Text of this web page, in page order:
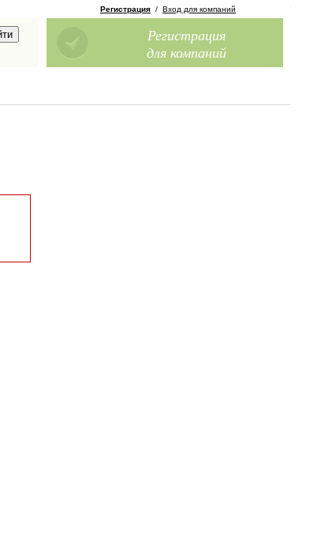
Регистрация / Вход для компаний
Регистрация
для компаний